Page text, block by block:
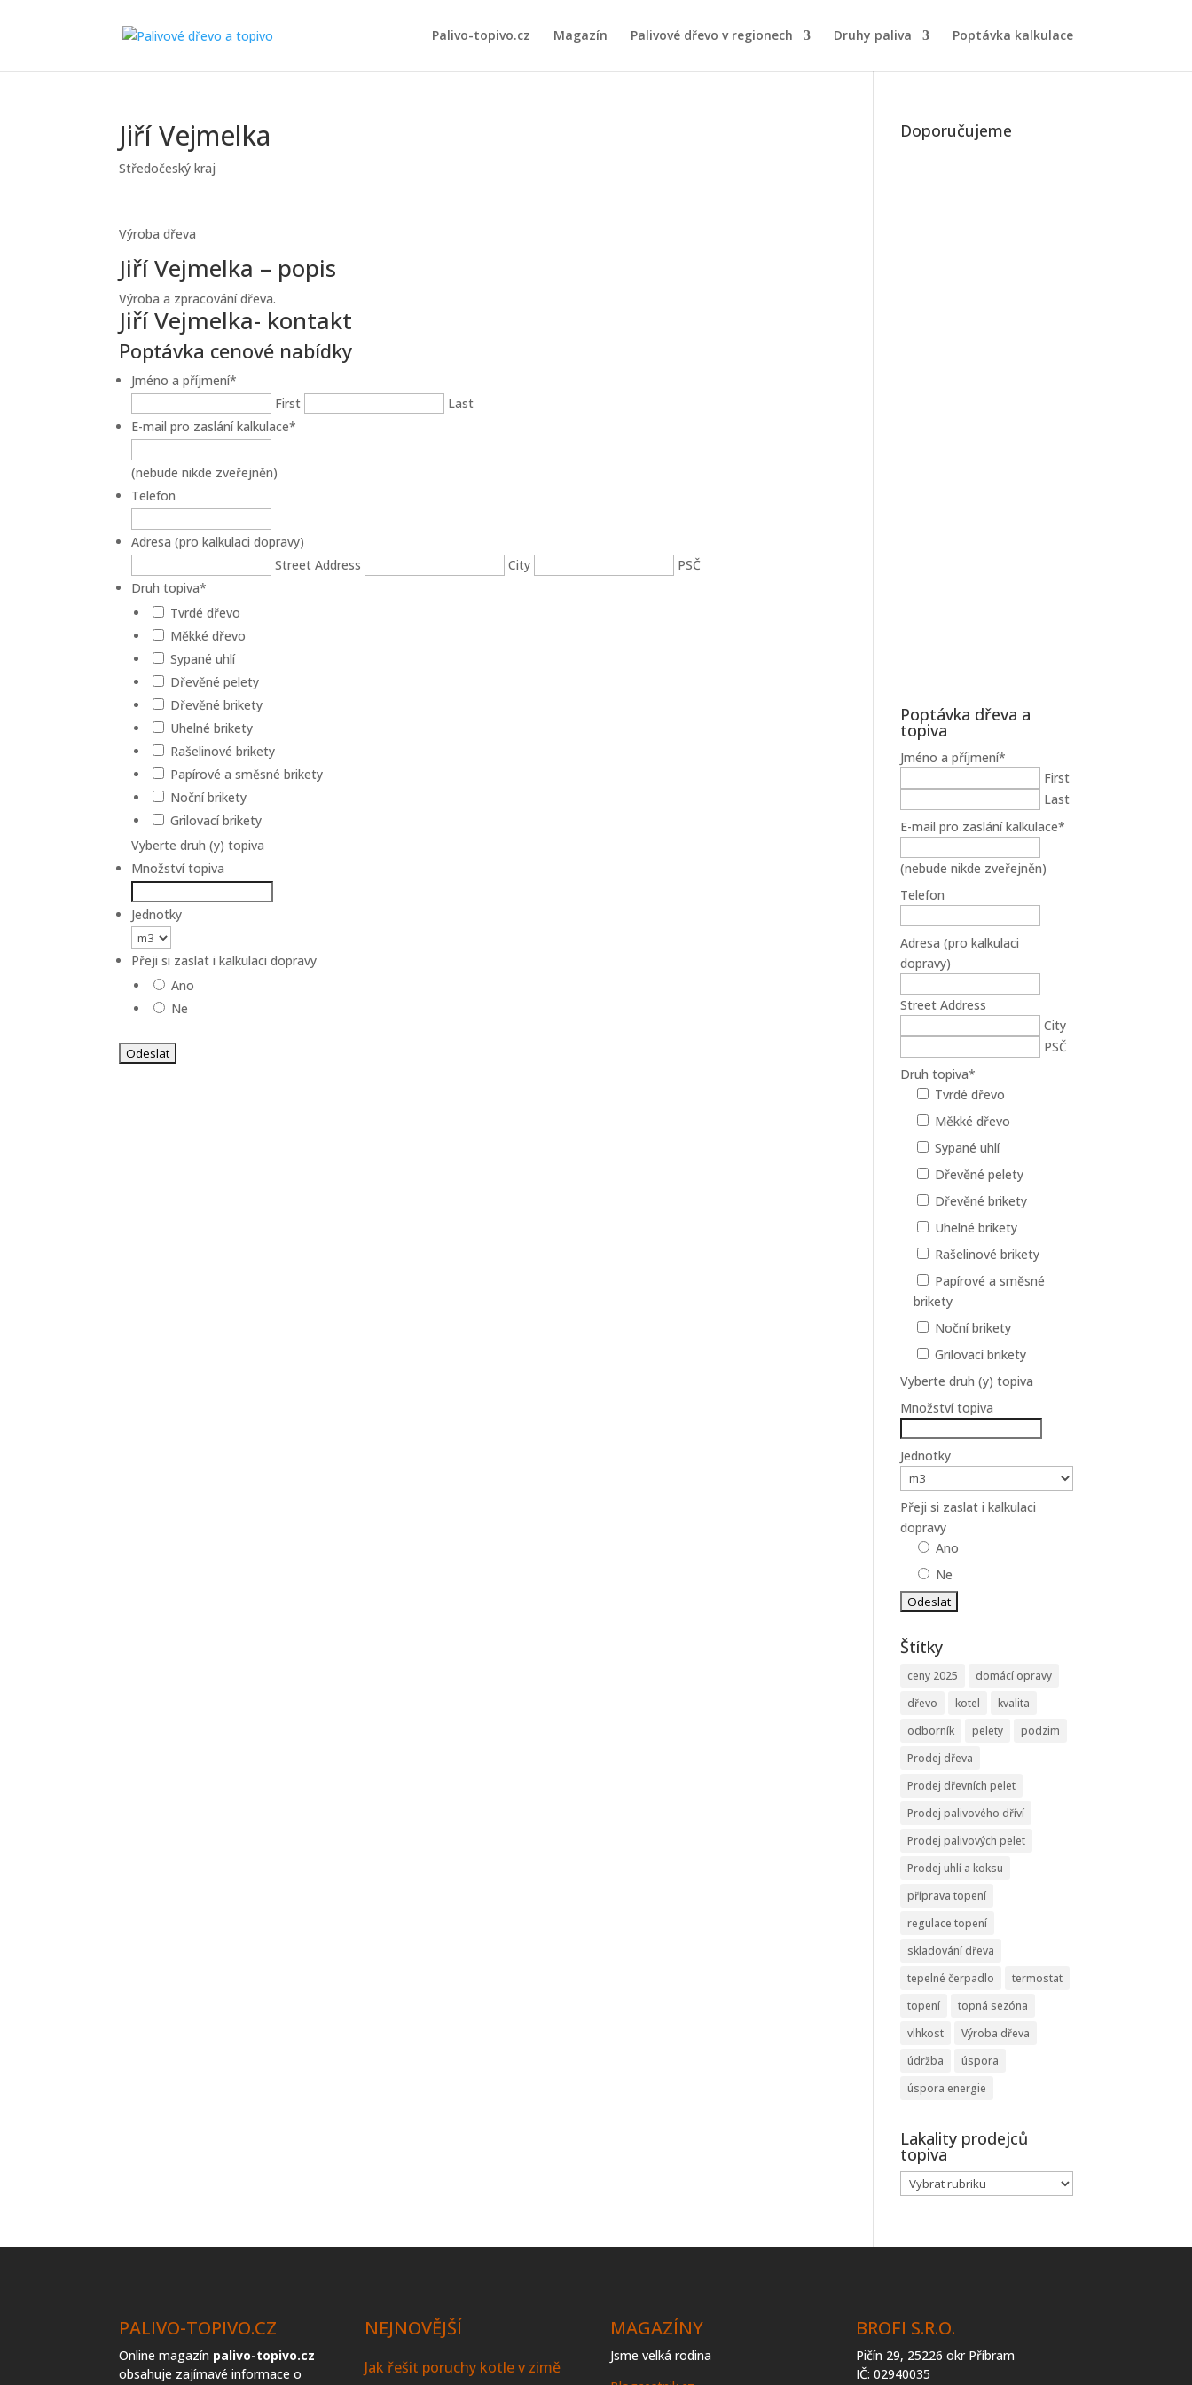
Palivo-topivo.cz Magazín Palivové dřevo v regionech Druhy paliva Poptávka kalkulace
Jiří Vejmelka
Středočeský kraj
Výroba dřeva
Jiří Vejmelka – popis
Výroba a zpracování dřeva.
Jiří Vejmelka- kontakt
Poptávka cenové nabídky
Jméno a příjmení*
First
Last
E-mail pro zaslání kalkulace*
(nebude nikde zveřejněn)
Telefon
Adresa (pro kalkulaci dopravy)
Street Address
City
PSČ
Druh topiva*
Tvrdé dřevo
Měkké dřevo
Sypané uhlí
Dřevěné pelety
Dřevěné brikety
Uhelné brikety
Rašelinové brikety
Papírové a směsné brikety
Noční brikety
Grilovací brikety
Vyberte druh (y) topiva
Množství topiva
Jednotky
Přeji si zaslat i kalkulaci dopravy
Ano
Ne
Doporučujeme
Poptávka dřeva a
topiva
Jméno a příjmení*
First
Last
E-mail pro zaslání kalkulace*
(nebude nikde zveřejněn)
Telefon
Adresa (pro kalkulaci
dopravy)
Street Address
City
PSČ
Druh topiva*
Tvrdé dřevo
Měkké dřevo
Sypané uhlí
Dřevěné pelety
Dřevěné brikety
Uhelné brikety
Rašelinové brikety
Papírové a směsné
brikety
Noční brikety
Grilovací brikety
Vyberte druh (y) topiva
Množství topiva
Jednotky
Přeji si zaslat i kalkulaci
dopravy
Ano
Ne
Štítky
ceny 2025
domácí opravy
dřevo
kotel
kvalita
odborník
pelety
podzim
Prodej dřeva
Prodej dřevních pelet
Prodej palivového dříví
Prodej palivových pelet
Prodej uhlí a koksu
příprava topení
regulace topení
skladování dřeva
tepelné čerpadlo
termostat
topení
topná sezóna
vlhkost
Výroba dřeva
údržba
úspora
úspora energie
Lakality prodejců
topiva
Lakality
prodejců
PALIVO-TOPIVO.CZ
Online magazín palivo-topivo.cz
obsahuje zajímavé informace o
NEJNOVĚJŠÍ
Jak řešit poruchy kotle v zimě
MAGAZÍNY
Jsme velká rodina
BROFI S.R.O.
Pičín 29, 25226 okr Příbram
IČ: 02940035